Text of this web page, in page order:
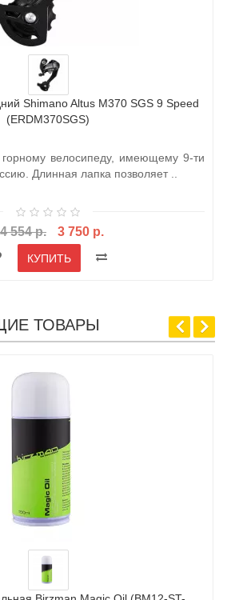
Shimano Altus M370 SGS 9 Speed
(ERDM370SGS)
велосипеду, имеющему 9-ти
Длинная лапка позволяет ..
4 554 р. 3 750 р.
КУПИТЬ
ТОВАРЫ